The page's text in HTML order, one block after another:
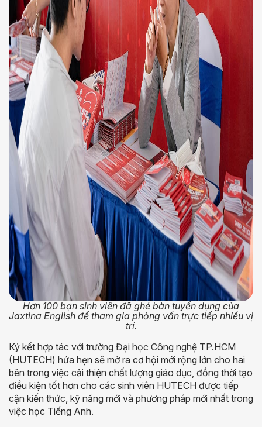
Hơn 100 bạn sinh viên đã ghé bàn tuyển dụng của
Jaxtina English để tham gia phỏng vấn trực tiếp nhiều vị
trí.
Ký kết hợp tác với trường Đại học Công nghệ TP.HCM
(HUTECH) hứa hẹn sẽ mở ra cơ hội mới rộng lớn cho hai
bên trong việc cải thiện chất lượng giáo dục, đồng thời tạo
điều kiện tốt hơn cho các sinh viên HUTECH được tiếp
cận kiến thức, kỹ năng mới và phương pháp mới nhất trong
việc học Tiếng Anh.